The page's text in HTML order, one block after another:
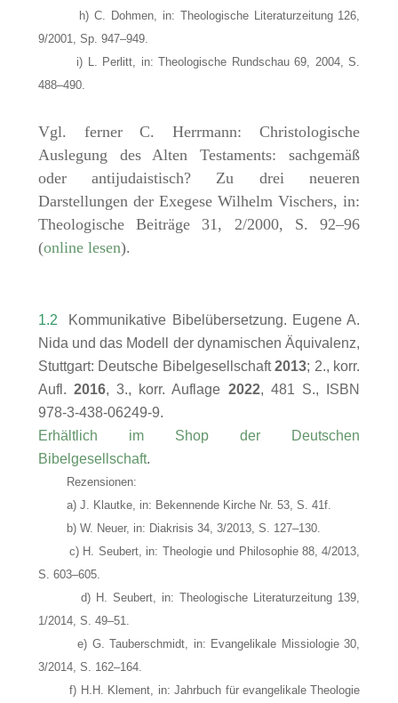
h) C. Dohmen, in: Theologische Literaturzeitung 126,
9/2001, Sp. 947–949.
i) L. Perlitt, in: Theologische Rundschau 69, 2004, S.
488–490.
Vgl. ferner C. Herrmann: Christologische
Auslegung des Alten Testaments: sachgemäß
oder antijudaistisch? Zu drei neueren
Darstellungen der Exegese Wilhelm Vischers, in:
Theologische Beiträge 31, 2/2000, S. 92–96
(online lesen).
1.2 Kommunikative Bibelübersetzung. Eugene A.
Nida und das Modell der dynamischen Äquivalenz,
Stuttgart: Deutsche Bibelgesellschaft2013; 2., korr.
Aufl. 2016, 3., korr. Auflage 2022, 481 S., ISBN
978-3-438-06249-9.
Erhältlich im Shop der Deutschen
Bibelgesellschaft.
Rezensionen:
a) J. Klautke, in: Bekennende Kirche Nr. 53, S. 41f.
b) W. Neuer, in: Diakrisis 34, 3/2013, S. 127–130.
c) H. Seubert, in: Theologie und Philosophie 88, 4/2013,
S. 603–605.
d) H. Seubert, in: Theologische Literaturzeitung 139,
1/2014, S. 49–51.
e) G. Tauberschmidt, in: Evangelikale Missiologie 30,
3/2014, S. 162–164.
f) H.H. Klement, in: Jahrbuch für evangelikale Theologie